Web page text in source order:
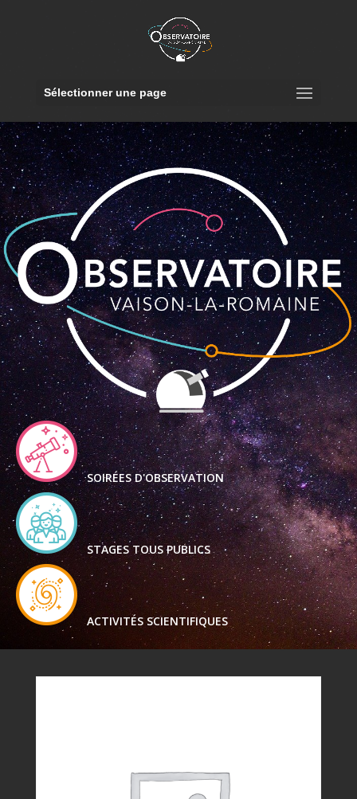
Sélectionner une page
SOIRÉES D'OBSERVATION
STAGES TOUS PUBLICS
ACTIVITÉS SCIENTIFIQUES